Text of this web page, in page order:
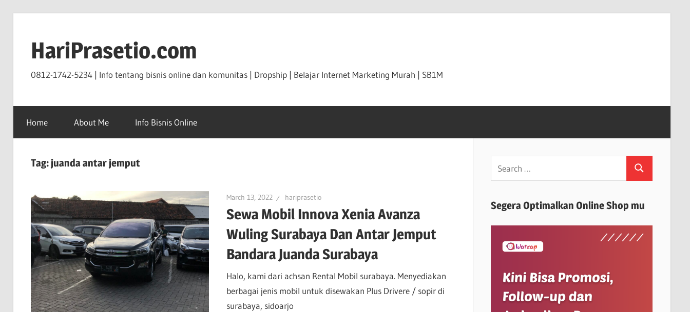
contentHariPrasetio.com
0812-1742-5234 | Info tentang bisnis online dan komunitas | Dropship | Belajar Internet Marketing Murah | SB1M
Home About Me Info Bisnis Online
Tag:juanda antar jemput
March 13, 2022 hariprasetio
Sewa Mobil Innova Xenia Avanza
Wuling Surabaya Dan Antar Jemput
Bandara Juanda Surabaya
Halo, kami dari achsan Rental Mobil surabaya. Menyediakan
berbagai jenis mobil untuk disewakan Plus Drivere / sopir di
surabaya, sidoarjo
Search
Segera Optimalkan Online Shop mu